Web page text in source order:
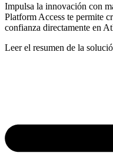
Impulsa la innovación con
Platform Access te permite
confianza directamente en
Leer el resumen de la